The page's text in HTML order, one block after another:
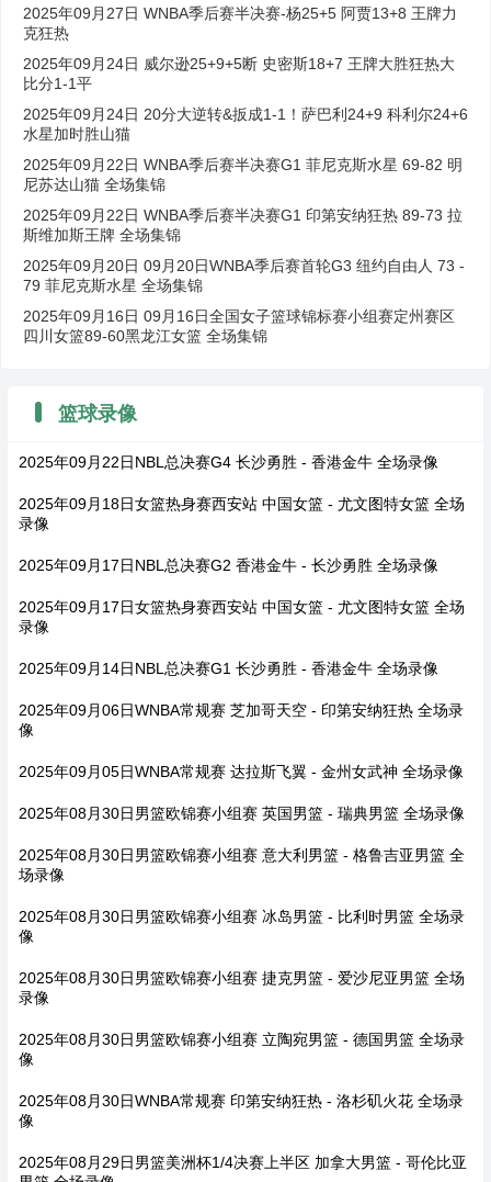
2025年09月27日 WNBA季后赛半决赛-杨25+5 阿贾13+8 王牌力
克狂热
2025年09月24日 威尔逊25+9+5断 史密斯18+7 王牌大胜狂热大
比分1-1平
2025年09月24日 20分大逆转&扳成1-1！萨巴利24+9 科利尔24+6
水星加时胜山猫
2025年09月22日 WNBA季后赛半决赛G1 菲尼克斯水星 69-82 明
尼苏达山猫 全场集锦
2025年09月22日 WNBA季后赛半决赛G1 印第安纳狂热 89-73 拉
斯维加斯王牌 全场集锦
2025年09月20日 09月20日WNBA季后赛首轮G3 纽约自由人 73 -
79 菲尼克斯水星 全场集锦
2025年09月16日 09月16日全国女子篮球锦标赛小组赛定州赛区
四川女篮89-60黑龙江女篮 全场集锦
篮球录像
2025年09月22日NBL总决赛G4 长沙勇胜 - 香港金牛 全场录像
2025年09月18日女篮热身赛西安站 中国女篮 - 尤文图特女篮 全场
录像
2025年09月17日NBL总决赛G2 香港金牛 - 长沙勇胜 全场录像
2025年09月17日女篮热身赛西安站 中国女篮 - 尤文图特女篮 全场
录像
2025年09月14日NBL总决赛G1 长沙勇胜 - 香港金牛 全场录像
2025年09月06日WNBA常规赛 芝加哥天空 - 印第安纳狂热 全场录
像
2025年09月05日WNBA常规赛 达拉斯飞翼 - 金州女武神 全场录像
2025年08月30日男篮欧锦赛小组赛 英国男篮 - 瑞典男篮 全场录像
2025年08月30日男篮欧锦赛小组赛 意大利男篮 - 格鲁吉亚男篮 全
场录像
2025年08月30日男篮欧锦赛小组赛 冰岛男篮 - 比利时男篮 全场录
像
2025年08月30日男篮欧锦赛小组赛 捷克男篮 - 爱沙尼亚男篮 全场
录像
2025年08月30日男篮欧锦赛小组赛 立陶宛男篮 - 德国男篮 全场录
像
2025年08月30日WNBA常规赛 印第安纳狂热 - 洛杉矶火花 全场录
像
2025年08月29日男篮美洲杯1/4决赛上半区 加拿大男篮 - 哥伦比亚